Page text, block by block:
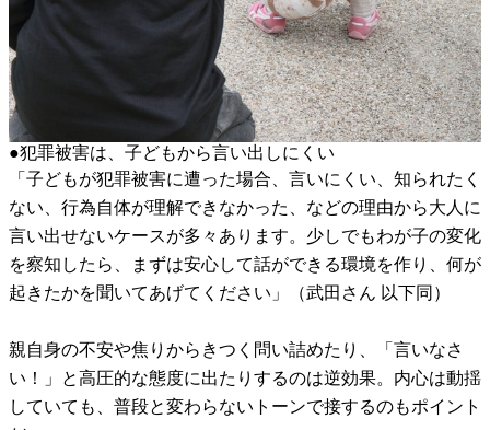
●犯罪被害は、子どもから言い出しにくい
「子どもが犯罪被害に遭った場合、言いにくい、知られたく
ない、行為自体が理解できなかった、などの理由から大人に
言い出せないケースが多々あります。少しでもわが子の変化
を察知したら、まずは安心して話ができる環境を作り、何が
起きたかを聞いてあげてください」（武田さん 以下同）
親自身の不安や焦りからきつく問い詰めたり、「言いなさ
い！」と高圧的な態度に出たりするのは逆効果。内心は動揺
していても、普段と変わらないトーンで接するのもポイント